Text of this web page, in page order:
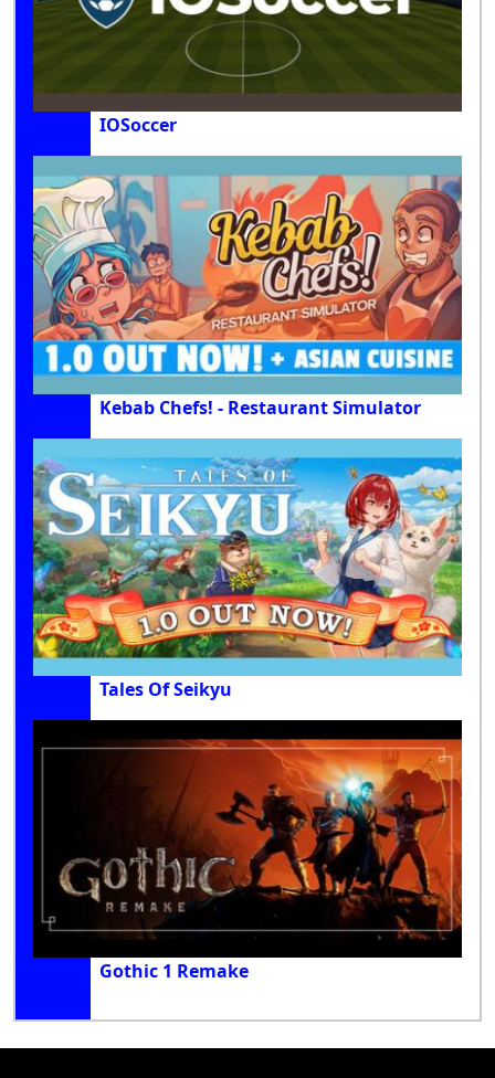
IOSoccer
Kebab Chefs! - Restaurant Simulator
Tales Of Seikyu
Gothic 1 Remake